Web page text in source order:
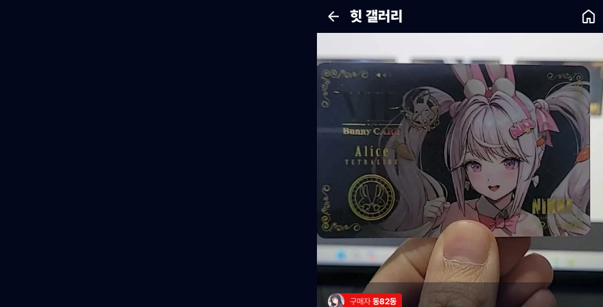
힛 갤러리
구매자 동82동